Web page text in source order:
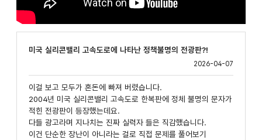
미국 실리콘밸리 고속도로에 나타난 정책불명의 전광판?!
2026-04-07
이걸 보고 모두가 혼돈에 빠져 버렸습니다.
2004년 미국 실리콘밸리 고속도로 한복판에 정체 불명의 문자가
적힌 전광판이 등장했는데요.
다들 광고라며 지나치는 진짜 실력자 들은 직감했습니다.
이건 단순한 장난이 아니라는 걸로 직접 문제를 풀어보기